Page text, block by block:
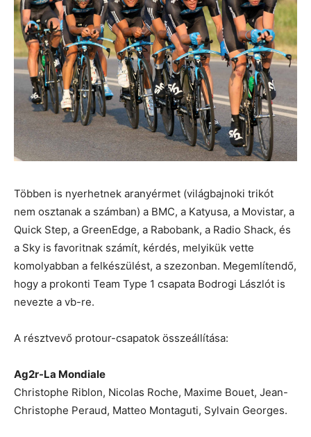
Többen is nyerhetnek aranyérmet (világbajnoki trikót
nem osztanak a számban) a BMC, a Katyusa, a Movistar, a
Quick Step, a GreenEdge, a Rabobank, a Radio Shack, és
a Sky is favoritnak számít, kérdés, melyikük vette
komolyabban a felkészülést, a szezonban. Megemlítendő,
hogy a prokonti Team Type 1 csapata Bodrogi Lászlót is
nevezte a vb-re.
A résztvevő protour-csapatok összeállítása:
Ag2r-La Mondiale
Christophe Riblon, Nicolas Roche, Maxime Bouet, Jean-
Christophe Peraud, Matteo Montaguti, Sylvain Georges.